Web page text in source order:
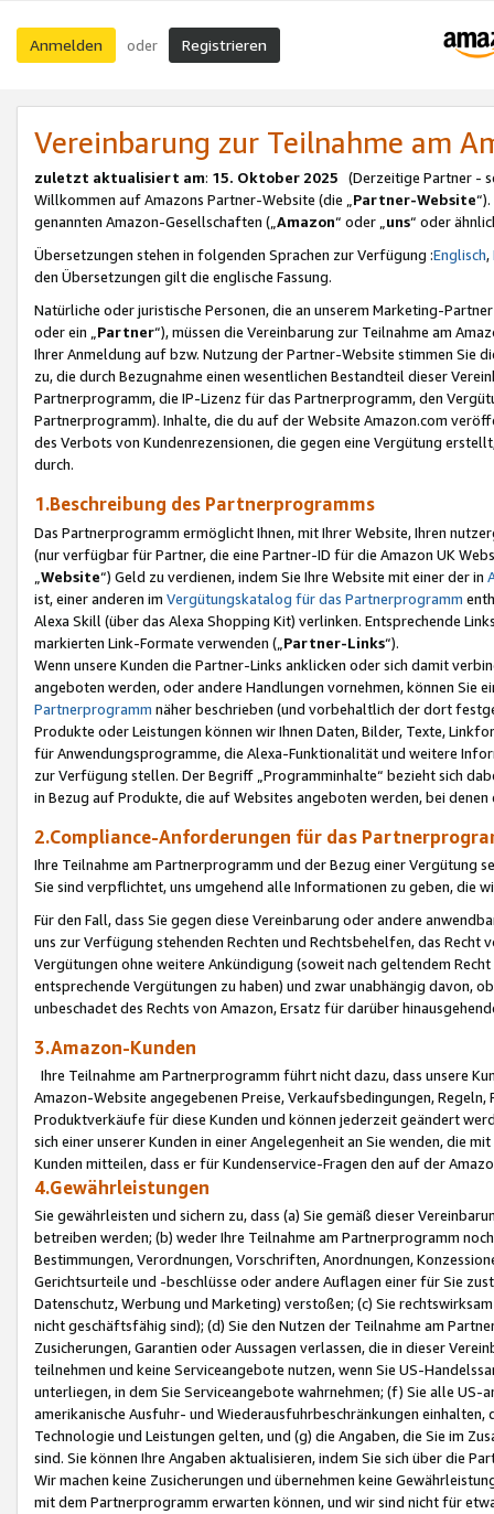
Anmelden oder Registrieren
Vereinbarung zur Teilnahme am
zuletzt aktualisiert am: 15. Oktober 2025 (Derzeitige Partner -
Willkommen auf Amazons Partner-Website (die „Partner-Website
genannten Amazon-Gesellschaften („Amazon“ oder „uns“ oder
Übersetzungen stehen in folgenden Sprachen zur Verfügung :Englisch,
den Übersetzungen gilt die englische Fassung.
Natürliche oder juristische Personen, die an unserem Marketing-
oder ein „Partner“), müssen die Vereinbarung zur Teilnahme am
Ihrer Anmeldung auf bzw. Nutzung der Partner-Website stimmen Sie
zu, die durch Bezugnahme einen wesentlichen Bestandteil dieser
Partnerprogramm, die IP-Lizenz für das Partnerprogramm, den
Partnerprogramm). Inhalte, die du auf der Website Amazon.com
des Verbots von Kundenrezensionen, die gegen eine Vergütung
durch.
1.Beschreibung des Partnerprogramms
Das Partnerprogramm ermöglicht Ihnen, mit Ihrer Website, Ihren
(nur verfügbar für Partner, die eine Partner-ID für die Amazon UK
Website“) Geld zu verdienen, indem Sie Ihre Website mit einer der in
ist, einer anderen im Vergütungskatalog für das Partnerprogramm
Alexa Skill (über das Alexa Shopping Kit) verlinken. Entsprechende
markierten Link-Formate verwenden („ Partner-Links“).
Wenn unsere Kunden die Partner-Links anklicken oder sich damit
angeboten werden, oder andere Handlungen vornehmen, können Sie
Partnerprogramm näher beschrieben (und vorbehaltlich der dort
Produkte oder Leistungen können wir Ihnen Daten, Bilder, Texte,
für Anwendungsprogramme, die Alexa-Funktionalität und weitere
zur Verfügung stellen. Der Begriff „Programminhalte“ bezieht sich
in Bezug auf Produkte, die auf Websites angeboten werden, bei
2.Compliance-Anforderungen für das
Ihre Teilnahme am Partnerprogramm und der Bezug einer Vergütung
Sie sind verpflichtet, uns umgehend alle Informationen zu geben, die
Für den Fall, dass Sie gegen diese Vereinbarung oder andere
uns zur Verfügung stehenden Rechten und Rechtsbehelfen, das
Vergütungen ohne weitere Ankündigung (soweit nach geltendem
entsprechende Vergütungen zu haben) und zwar unabhängig davon,
unbeschadet des Rechts von Amazon, Ersatz für darüber
3.Amazon-Kunden
Ihre Teilnahme am Partnerprogramm führt nicht dazu, dass unsere
Amazon-Website angegebenen Preise, Verkaufsbedingungen,
Produktverkäufe für diese Kunden und können jederzeit geändert
sich einer unserer Kunden in einer Angelegenheit an Sie wenden, die
Kunden mitteilen, dass er für Kundenservice-Fragen den auf der
4.Gewährleistungen
Sie gewährleisten und sichern zu, dass (a) Sie gemäß dieser
betreiben werden; (b) weder Ihre Teilnahme am Partnerprogramm
Bestimmungen, Verordnungen, Vorschriften, Anordnungen,
Gerichtsurteile und -beschlüsse oder andere Auflagen einer für Sie
Datenschutz, Werbung und Marketing) verstoßen; (c) Sie
nicht geschäftsfähig sind); (d) Sie den Nutzen der Teilnahme am
Zusicherungen, Garantien oder Aussagen verlassen, die in dieser
teilnehmen und keine Serviceangebote nutzen, wenn Sie US-
unterliegen, in dem Sie Serviceangebote wahrnehmen; (f) Sie alle
amerikanische Ausfuhr- und Wiederausfuhrbeschränkungen
Technologie und Leistungen gelten, und (g) die Angaben, die Sie im
sind. Sie können Ihre Angaben aktualisieren, indem Sie sich über die
Wir machen keine Zusicherungen und übernehmen keine
mit dem Partnerprogramm erwarten können, und wir sind nicht für